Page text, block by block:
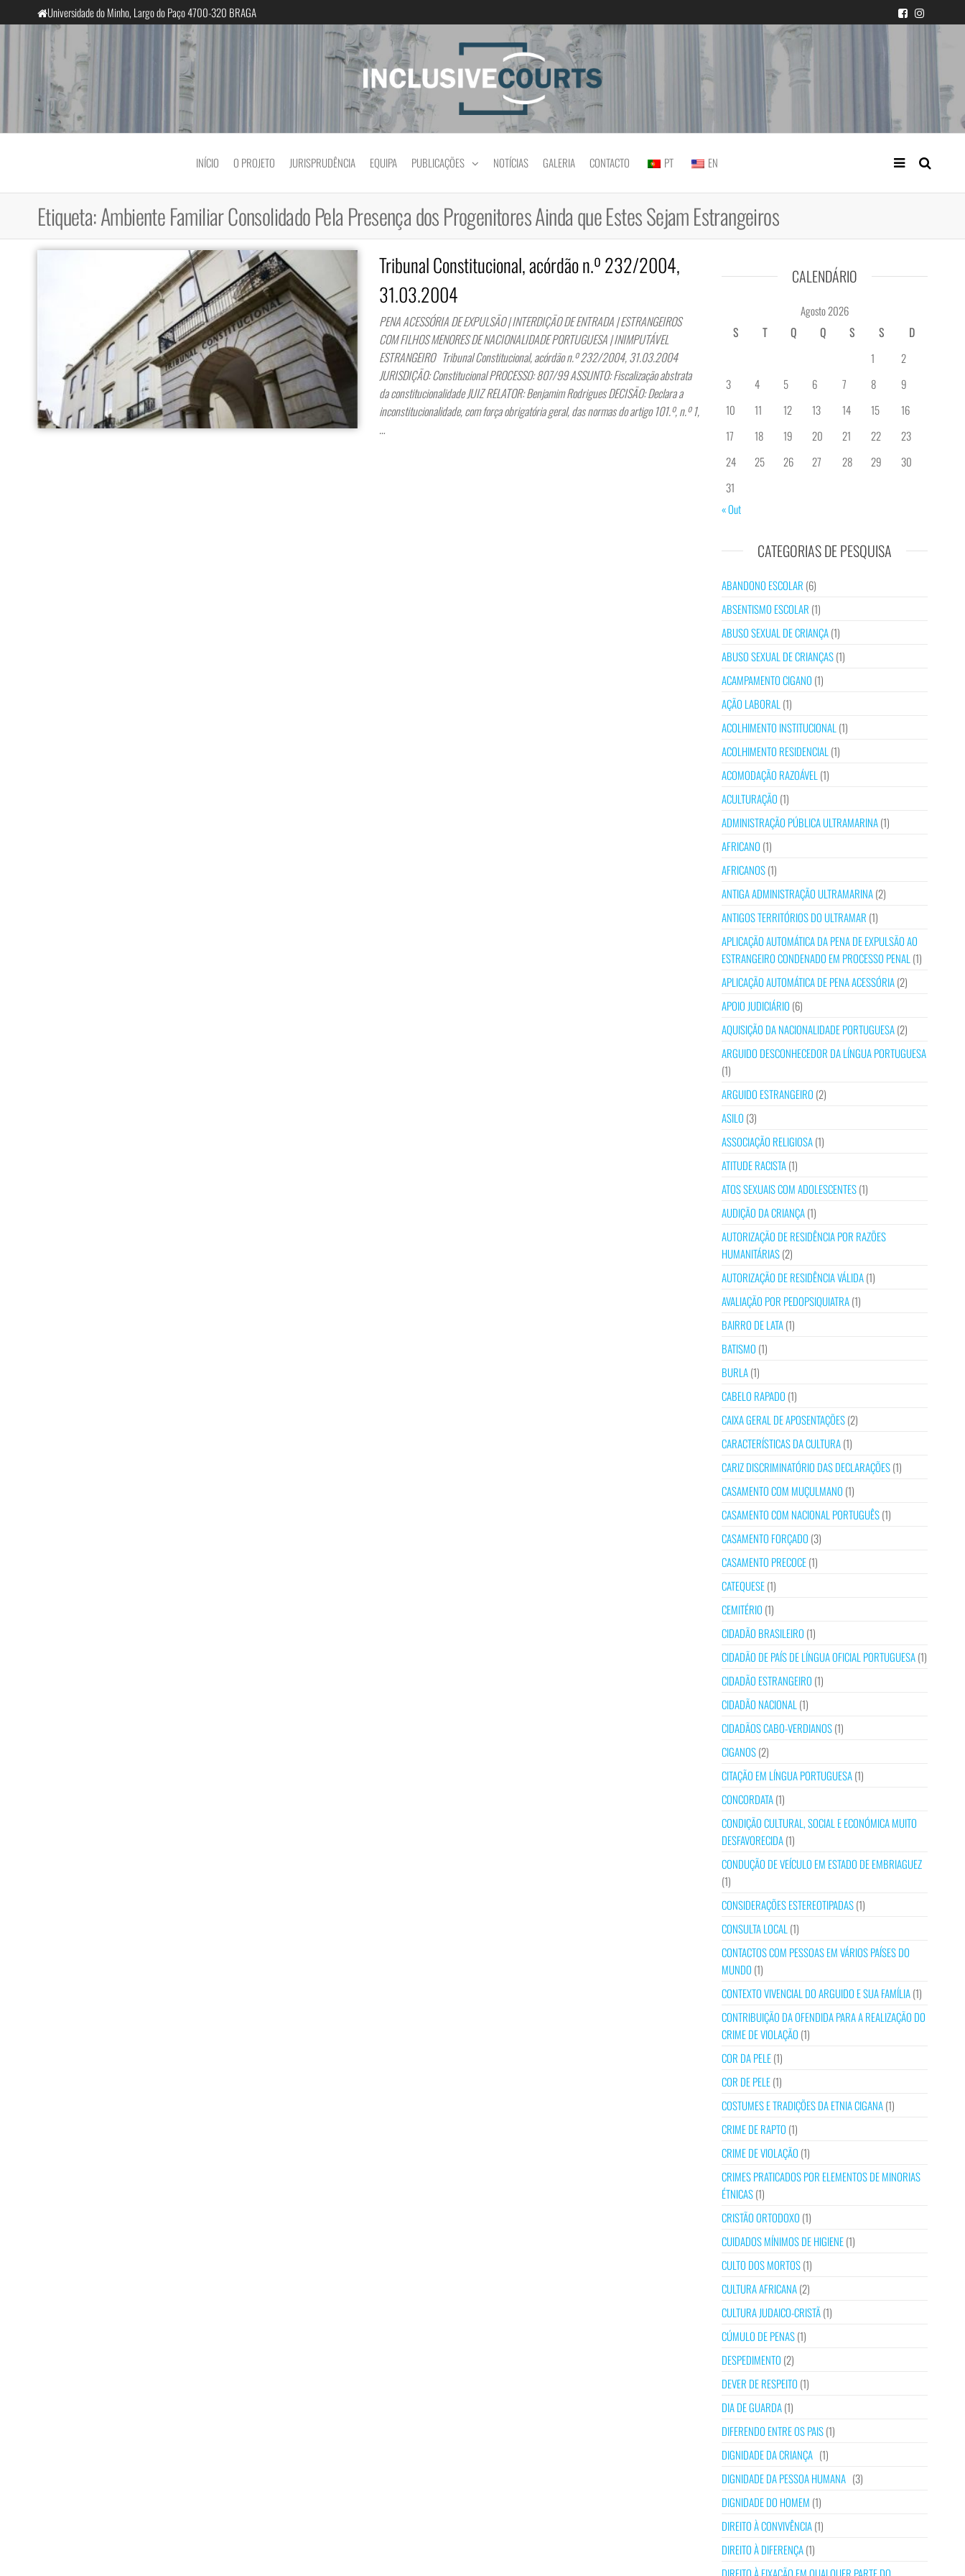
para
Universidade do Minho, Largo do Paço 4700-320 BRAGA
InclusiveCourts Igualdade e diferença cultural na prática judicial portuguesa
INÍCIO O PROJETO JURISPRUDÊNCIA EQUIPA PUBLICAÇÕES NOTÍCIAS GALERIA CONTACTO PT EN
Etiqueta:Ambiente Familiar Consolidado Pela Presença dos Progenitores Ainda que Estes Sejam Estrangeiros
Tribunal Constitucional, acórdão n.º 232/2004,
31.03.2004
PENA ACESSÓRIA DE EXPULSÃO | INTERDIÇÃO DE ENTRADA | ESTRANGEIROS
COM FILHOS MENORES DE NACIONALIDADE PORTUGUESA | INIMPUTÁVEL
ESTRANGEIRO Tribunal Constitucional, acórdão n.º 232/2004, 31.03.2004
JURISDIÇÃO: Constitucional PROCESSO: 807/99 ASSUNTO: Fiscalização abstrata
da constitucionalidade JUIZ RELATOR: Benjamim Rodrigues DECISÃO: Declara a
inconstitucionalidade, com força obrigatória geral, das normas do artigo 101.º, n.º 1,
…
CALENDÁRIO
Agosto 2026
S
T Q Q S S
D
1
2
3
4 5 6 7 8
9
10
11 12 13 14 15
16
17
18 19 20 21 22
23
24
25 26 27 28 29
30
31
« Out
CATEGORIAS DE PESQUISA
ABANDONO ESCOLAR (6)
ABSENTISMO ESCOLAR (1)
ABUSO SEXUAL DE CRIANÇA(1)
ABUSO SEXUAL DE CRIANÇAS(1)
ACAMPAMENTO CIGANO (1)
AÇÃO LABORAL (1)
ACOLHIMENTO INSTITUCIONAL (1)
ACOLHIMENTO RESIDENCIAL (1)
ACOMODAÇÃO RAZOÁVEL (1)
ACULTURAÇÃO (1)
ADMINISTRAÇÃO PÚBLICA ULTRAMARINA(1)
AFRICANO (1)
AFRICANOS(1)
ANTIGA ADMINISTRAÇÃO ULTRAMARINA(2)
ANTIGOS TERRITÓRIOS DO ULTRAMAR (1)
APLICAÇÃO AUTOMÁTICA DA PENA DE EXPULSÃO AO
ESTRANGEIRO CONDENADO EM PROCESSO PENAL (1)
APLICAÇÃO AUTOMÁTICA DE PENA ACESSÓRIA(2)
APOIO JUDICIÁRIO (6)
AQUISIÇÃO DA NACIONALIDADE PORTUGUESA(2)
ARGUIDO DESCONHECEDOR DA LÍNGUA PORTUGUESA
(1)
ARGUIDO ESTRANGEIRO (2)
ASILO (3)
ASSOCIAÇÃO RELIGIOSA(1)
ATITUDE RACISTA(1)
ATOS SEXUAIS COM ADOLESCENTES(1)
AUDIÇÃO DA CRIANÇA(1)
AUTORIZAÇÃO DE RESIDÊNCIA POR RAZÕES
HUMANITÁRIAS(2)
AUTORIZAÇÃO DE RESIDÊNCIA VÁLIDA(1)
AVALIAÇÃO POR PEDOPSIQUIATRA(1)
BAIRRO DE LATA(1)
BATISMO (1)
BURLA(1)
CABELO RAPADO (1)
CAIXA GERAL DE APOSENTAÇÕES(2)
CARACTERÍSTICAS DA CULTURA(1)
CARIZ DISCRIMINATÓRIO DAS DECLARAÇÕES(1)
CASAMENTO COM MUÇULMANO (1)
CASAMENTO COM NACIONAL PORTUGUÊS(1)
CASAMENTO FORÇADO (3)
CASAMENTO PRECOCE(1)
CATEQUESE(1)
CEMITÉRIO (1)
CIDADÃO BRASILEIRO (1)
CIDADÃO DE PAÍS DE LÍNGUA OFICIAL PORTUGUESA(1)
CIDADÃO ESTRANGEIRO (1)
CIDADÃO NACIONAL (1)
CIDADÃOS CABO-VERDIANOS(1)
CIGANOS(2)
CITAÇÃO EM LÍNGUA PORTUGUESA(1)
CONCORDATA(1)
CONDIÇÃO CULTURAL, SOCIAL E ECONÓMICA MUITO
DESFAVORECIDA(1)
CONDUÇÃO DE VEÍCULO EM ESTADO DE EMBRIAGUEZ
(1)
CONSIDERAÇÕES ESTEREOTIPADAS(1)
CONSULTA LOCAL (1)
CONTACTOS COM PESSOAS EM VÁRIOS PAÍSES DO
MUNDO (1)
CONTEXTO VIVENCIAL DO ARGUIDO E SUA FAMÍLIA(1)
CONTRIBUIÇÃO DA OFENDIDA PARA A REALIZAÇÃO DO
CRIME DE VIOLAÇÃO (1)
COR DA PELE(1)
COR DE PELE(1)
COSTUMES E TRADIÇÕES DA ETNIA CIGANA(1)
CRIME DE RAPTO (1)
CRIME DE VIOLAÇÃO (1)
CRIMES PRATICADOS POR ELEMENTOS DE MINORIAS
ÉTNICAS(1)
CRISTÃO ORTODOXO (1)
CUIDADOS MÍNIMOS DE HIGIENE(1)
CULTO DOS MORTOS(1)
CULTURA AFRICANA(2)
CULTURA JUDAICO-CRISTÃ(1)
CÚMULO DE PENAS(1)
DESPEDIMENTO (2)
DEVER DE RESPEITO (1)
DIA DE GUARDA(1)
DIFERENDO ENTRE OS PAIS(1)
DIGNIDADE DA CRIANÇA (1)
DIGNIDADE DA PESSOA HUMANA (3)
DIGNIDADE DO HOMEM (1)
DIREITO À CONVIVÊNCIA(1)
DIREITO À DIFERENÇA(1)